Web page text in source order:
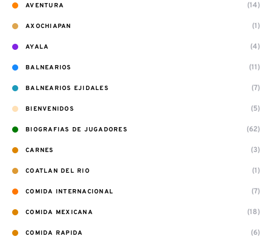
AVENTURA (14)
AXOCHIAPAN (1)
AYALA (4)
BALNEARIOS (11)
BALNEARIOS EJIDALES (7)
BIENVENIDOS (5)
BIOGRAFIAS DE JUGADORES (62)
CARNES (3)
COATLAN DEL RIO (1)
COMIDA INTERNACIONAL (7)
COMIDA MEXICANA (18)
COMIDA RAPIDA (6)